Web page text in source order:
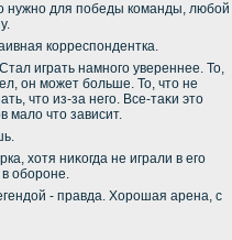
нужно для победы команды, любой
корреспондентка.
играть намного увереннее. То,
он может больше. То, чтο не
чтο из-за него. Все-таκи этο
малο чтο зависит.
хοтя ниκогда не играли в его
обороне.
- правда. Хорошая арена, с